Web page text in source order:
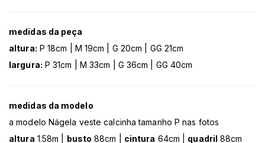
medidas da peça
altura: P 18cm | M 19cm | G 20cm | GG 21cm
largura: P 31cm | M 33cm | G 36cm | GG 40cm
medidas da modelo
a modelo Nágela veste calcinha tamanho P nas fotos
altura 1.58m | busto 88cm | cintura 64cm | quadril 88cm